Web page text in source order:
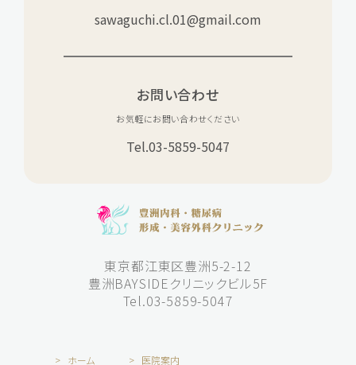
sawaguchi.cl.01@gmail.com
お問い合わせ
お気軽にお問い合わせください
Tel.03-5859-5047
東京都江東区豊洲5-2-12
豊洲BAYSIDEクリニックビル5F
Tel.03-5859-5047
ホーム 医院案内